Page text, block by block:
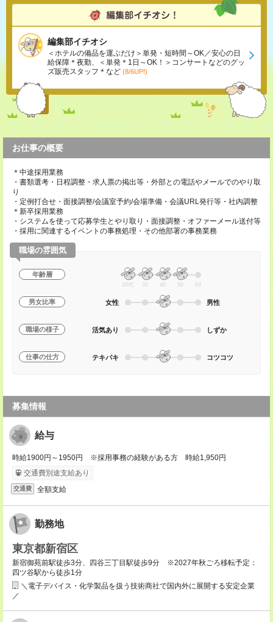
編集部イチオシ
＜ホテルの備品を運ぶだけ＞単発・短時間～OK／安心の日
給保障＊夜勤、＜単発＊1日～OK！＞コンサートなどのグッ
ズ販売スタッフ＊など (8/6UP!)
お仕事の概要
＊中途採用業務
・書類選考・日程調整・求人票の掲出等・外部との電話やメールでのやり取
り
・定例打合せ・面接調整/会議室予約/会場準備・会議URL発行等・社内調整
＊新卒採用業務
・システムを使って応募学生とやり取り・面接調整・オファーメール送付等
・採用に関連するイベントの事務処理・その他部署の事務業務
職場の雰囲気
年齢層
20代 30 40 50 60
男女比率 女性 男性
職場の様子 活気あり しずか
仕事の仕方 テキパキ コツコツ
募集情報
給与
時給1900円～1950円 ※採用事務の経験がある方 時給1,950円
交通費別途支給あり
交通費 全額支給
勤務地
東京都新宿区
新宿御苑前駅徒歩3分、四谷三丁目駅徒歩9分 ※2027年秋ごろ移転予定：
四ツ谷駅から徒歩1分
＼電子デバイス・化学製品を扱う技術商社で国内外に展開する安定企業
／